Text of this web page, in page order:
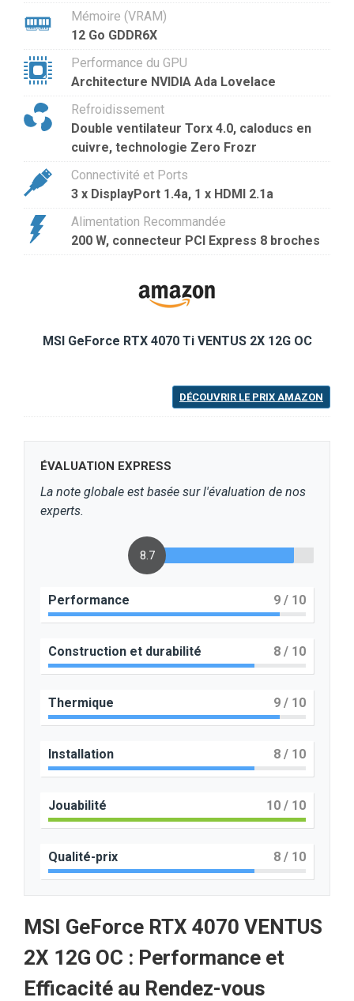
Mémoire (VRAM)
12 Go GDDR6X
Performance du GPU
Architecture NVIDIA Ada Lovelace
Refroidissement
Double ventilateur Torx 4.0, caloducs en
cuivre, technologie Zero Frozr
Connectivité et Ports
3 x DisplayPort 1.4a, 1 x HDMI 2.1a
Alimentation Recommandée
200 W, connecteur PCI Express 8 broches
MSI GeForce RTX 4070 Ti VENTUS 2X 12G OC
DÉCOUVRIR LE PRIX AMAZON
ÉVALUATION EXPRESS
La note globale est basée sur l'évaluation de nos
experts.
8.7
Performance 9 / 10
Construction et durabilité 8 / 10
Thermique 9 / 10
Installation 8 / 10
Jouabilité 10 / 10
Qualité-prix 8 / 10
MSI GeForce RTX 4070 VENTUS
2X 12G OC : Performance et
Efficacité au Rendez-vous